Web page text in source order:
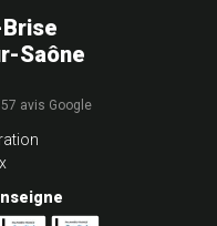
Saône
avis Google